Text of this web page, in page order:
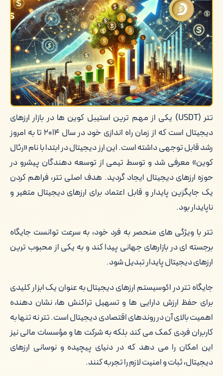
تتر (USDT) یکی از مهم ترین استیبل کوین ها در بازار ارزهای
دیجیتال است که از زمان راه اندازی خود در سال ۲۰۱۴ تا به امروز
رشد قابل توجهی داشته است. این ارز دیجیتال در ابتدا با نام «رئال
کوین» معرفی شد و توسط تیمی از توسعه دهندگان پیشرو در
حوزه ارزهای دیجیتال ایجاد گردید. هدف اصلی تتر، فراهم کردن
یک جایگزین پایدار و قابل اعتماد برای ارزهای دیجیتال متغیر و
ناپایدار بود.
تتر با ویژگی های منحصر به فرد خود، به سرعت توانست جایگاه
برجسته ای در بازارهای جهانی پیدا کند و به یکی از محبوب ترین
ارزهای دیجیتال پایدار تبدیل شود.
جایگاه تتر در اکوسیستم ارزهای دیجیتال به عنوان یک ابزار کلیدی
برای حفظ ارزش دارایی ها و تسهیل تراکنش ها، نشان دهنده
اهمیت بالای آن در روندهای اقتصادی دیجیتال است. تتر نه تنها به
کاربران فردی کمک می کند بلکه به شرکت ها و مؤسسات مالی نیز
این امکان را می دهد که در دنیای پیچیده و نوسانی ارزهای
دیجیتال، ثبات و امنیت لازم را تجربه کنند.